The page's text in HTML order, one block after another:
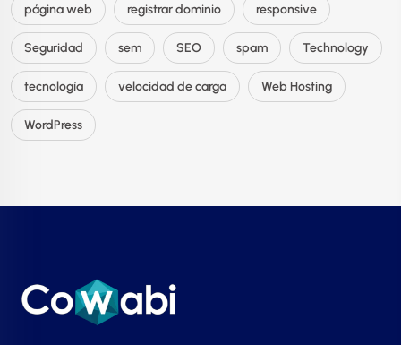
página web registrar dominio responsive
Seguridad sem SEO spam Technology
tecnología velocidad de carga Web Hosting
WordPress